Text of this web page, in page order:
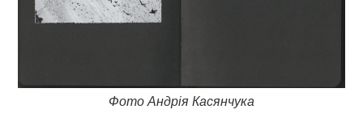
Фото Андрія Касянчука